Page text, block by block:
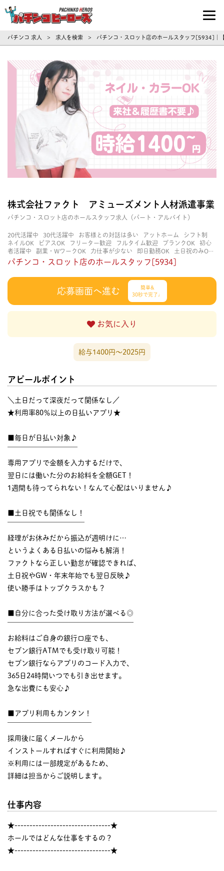
パチンコ求人・転職ならパチンコヒーロ
パチンコ 求人 > 求人を検索 > パチンコ・スロット店のホールスタッフ[5934]
株式会社ファクト アミューズメント人材派遣事業
パチンコ・スロット店のホールスタッフ求人（パート・アルバイト）
20代活躍中 30代活躍中 お客様との対話は多い アットホーム
シフト制
ネイルOK
ピアスOK フリーター歓迎 フルタイム歓迎 ブランクOK
初心
者活躍中
副業・WワークOK 力仕事が少ない 即日勤務OK
土日祝のみOK
学歴不問
服装自由 未経験・初心者OK 決められた時間できっちり
経験不要
立ち仕事 経験者・有資格者歓迎 自分の都合に合わせやすい
自由
パチンコ・スロット店のホールスタッフ[5934]
応募画面へ進む
簡単&
30秒で完了♩
お気に入り
給与1400円〜2025円
アピールポイント
＼土日だって深夜だって関係なし／
★利用率80％以上の日払いアプリ★
■毎日が日払い対象♪
専用アプリで金額を入力するだけで、
翌日には働いた分のお給料を全額GET！
1週間も待ってられない！なんて心配はいりません♪
■土日祝でも関係なし！
経理がお休みだから振込が週明けに…
というよくある日払いの悩みも解消！
ファクトなら正しい勤怠が確認できれば、
土日祝やGW・年末年始でも翌日反映♪
使い勝手はトップクラスかも？
■自分に合った受け取り方法が選べる◎
お給料はご自身の銀行口座でも、
セブン銀行ATMでも受け取り可能！
セブン銀行ならアプリのコード入力で、
365日24時間いつでも引き出せます。
急な出費にも安心♪
■アプリ利用もカンタン！
採用後に届くメールから
インストールすればすぐに利用開始♪
※利用には一部規定があるため、
詳細は担当からご説明します。
仕事内容
★--------------------------------★
ホールではどんな仕事をするの？
★--------------------------------★